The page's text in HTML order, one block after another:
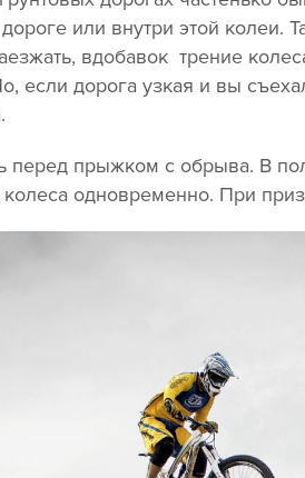
или внутри этой
вдобавок трение
если дорога узкая и вы
перед прыжком с обрыва. В
одновременно. При